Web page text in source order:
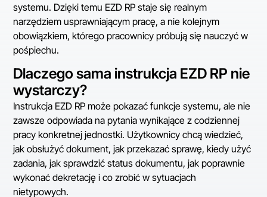
systemu. Dzięki temu EZD RP staje się realnym
narzędziem usprawniającym pracę, a nie kolejnym
obowiązkiem, którego pracownicy próbują się nauczyć w
pośpiechu.
Dlaczego sama instrukcja EZD RP nie
wystarczy?
Instrukcja EZD RP może pokazać funkcje systemu, ale nie
zawsze odpowiada na pytania wynikające z codziennej
pracy konkretnej jednostki. Użytkownicy chcą wiedzieć,
jak obsłużyć dokument, jak przekazać sprawę, kiedy użyć
zadania, jak sprawdzić status dokumentu, jak poprawnie
wykonać dekretację i co zrobić w sytuacjach
nietypowych.